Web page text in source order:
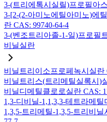
3-(트리에톡시실릴)프로필아
3-[2-(2-아미노에틸아미노)에
란 CAS: 99740-64-4
3-(벤조트리아졸-1-일)프로필
비닐실란
비닐트리이소프로페녹시실란
비닐트리스(트리메틸실록시)
비닐디메틸클로로실란 CAS:
1,3-디비닐-1,1,3,3-테트라메
1,3,5-트리메틸-1,3,5-트리비